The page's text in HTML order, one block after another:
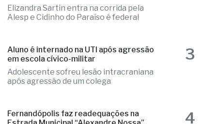
Elizandra Sartin entra na corrida pela
Alesp e Cidinho do Paraíso é federal
Aluno é internado na UTI após agressão
em escola cívico-militar
Adolescente sofreu lesão intracraniana
após agressão de um colega
3
Fernandópolis faz readequações na
4